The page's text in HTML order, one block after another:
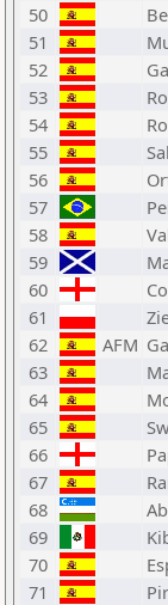
50
51
52
53
54
55
56
57
58
59
60
61
62
AFM
63
64
65
66
67
68
69
70
71